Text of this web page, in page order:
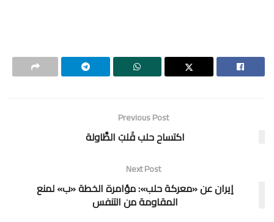
Previous Post
اكتساح حلب قَلبَ الطَّاولة
Next Post
إيران عن «معركة حلب»: مؤامرة الخطة «ب» لمنع
المقاومة من التنفس